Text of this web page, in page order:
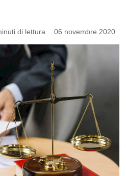
di lettura 06 novembre 2020